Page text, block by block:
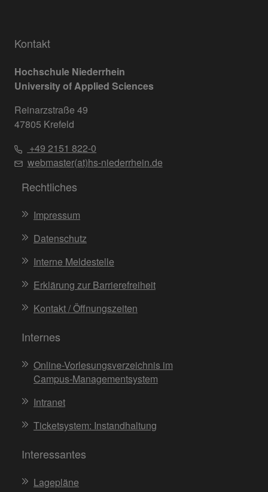
Kontakt
Hochschule Niederrhein
University of Applied Sciences
Reinarzstraße 49
47805 Krefeld
+49 2151 822-0
webmaster(at)hs-niederrhein.de
Rechtliches
Impressum
Datenschutz
Interne Meldestelle
Erklärung zur Barrierefreiheit
Kontakt / Öffnungszeiten
Internes
Online-Vorlesungsverzeichnis im
Campus-Managementsystem
Intranet
Ticketsystem: Instandhaltung
Interessantes
Lagepläne